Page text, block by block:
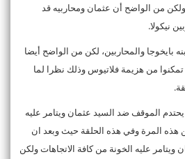
من الواضح أن عثمان ومحاربيه قد
نيكولا.
بايخوجا والمحاربين، لكن من الواضح أيضا
من هزيمة فلاتيوس وذلك نظرا لما
الموقف ضد السيد عثمان ويتامر عليه
هذه المرة وفي هذه الحلقة حيث وبعد ان
عليه الخونة من كافة الاتجاهات ولكن